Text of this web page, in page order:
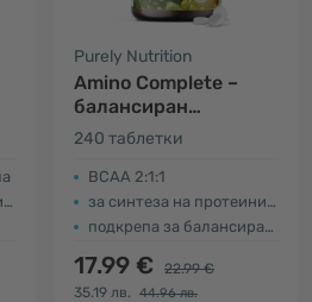
Purely Nutrition
Amino Complete –
балансиран
комплекс от 12
240 таблетки
BCAA 2:1:1
за синтеза на протеини в организма
подкрепа за балансирана диета
17.99 €
22.99 €
35.19 лв.
44.96 лв.